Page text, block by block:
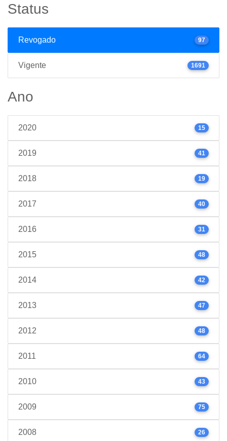
Status
Revogado 97
Vigente 1691
Ano
2020 15
2019 41
2018 19
2017 40
2016 31
2015 48
2014 42
2013 47
2012 48
2011 64
2010 43
2009 75
2008 26